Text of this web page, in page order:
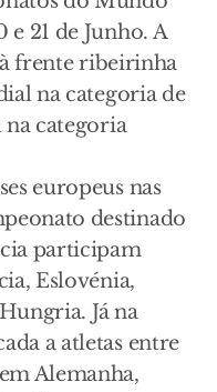
21 de Junho. A
frente ribeirinha
na categoria de
na categoria
europeus nas
destinado
participam
Eslovénia,
Já na
a atletas entre
Alemanha,